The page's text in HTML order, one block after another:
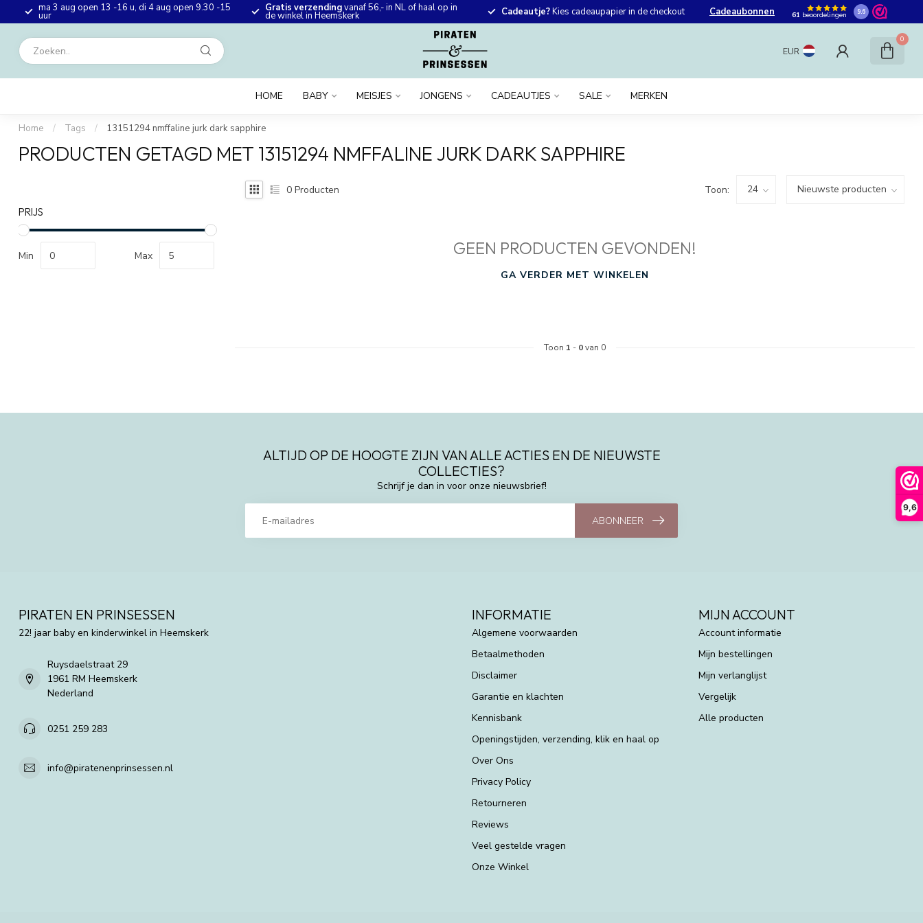
9,6
ma 3 aug open 13 -16 u, di 4 aug open 9.30 -15
uur
Gratis verzendingvanaf 56,- in NL of haal op in
de winkel in Heemskerk Cadeautje?Kies cadeaupapier in de checkout Cadeaubonnen 61 beoordelingen 9.6
EUR
0
HOME BABY MEISJES JONGENS CADEAUTJES SALE MERKEN
Home / Tags / 13151294 nmffaline jurk dark sapphire
PRODUCTEN GETAGD MET 13151294 NMFFALINE JURK DARK SAPPHIRE
PRIJS
Min Max
0 Producten Toon:
GEEN PRODUCTEN GEVONDEN!
GA VERDER MET WINKELEN
Toon 1 - 0van 0
ALTIJD OP DE HOOGTE ZIJN VAN ALLE ACTIES EN DE NIEUWSTE
COLLECTIES?
Schrijf je dan in voor onze nieuwsbrief!
ABONNEER
PIRATEN EN PRINSESSEN
22! jaar baby en kinderwinkel in Heemskerk
Ruysdaelstraat 29
1961 RM Heemskerk
Nederland
0251 259 283
info@piratenenprinsessen.nl
INFORMATIE
Algemene voorwaarden
Betaalmethoden
Disclaimer
Garantie en klachten
Kennisbank
Openingstijden, verzending, klik en haal op
Over Ons
Privacy Policy
Retourneren
Reviews
Veel gestelde vragen
Onze Winkel
MIJN ACCOUNT
Account informatie
Mijn bestellingen
Mijn verlanglijst
Vergelijk
Alle producten